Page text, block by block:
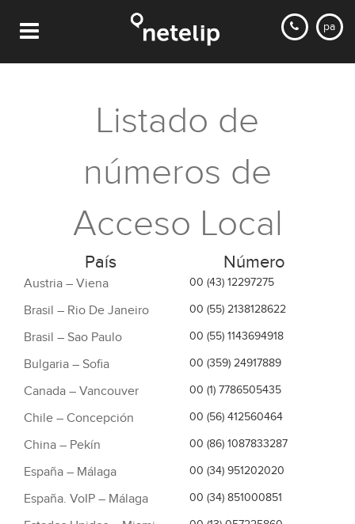
pa
Listado de
números de
Acceso Local
País Número
Austria – Viena 00 (43) 12297275
Brasil – Rio De Janeiro 00 (55) 2138128622
Brasil – Sao Paulo 00 (55) 1143694918
Bulgaria – Sofia 00 (359) 24917889
Canada – Vancouver 00 (1) 7786505435
Chile – Concepción 00 (56) 412560464
China – Pekín 00 (86) 1087833287
España – Málaga 00 (34) 951202020
España. VoIP – Málaga 00 (34) 851000851